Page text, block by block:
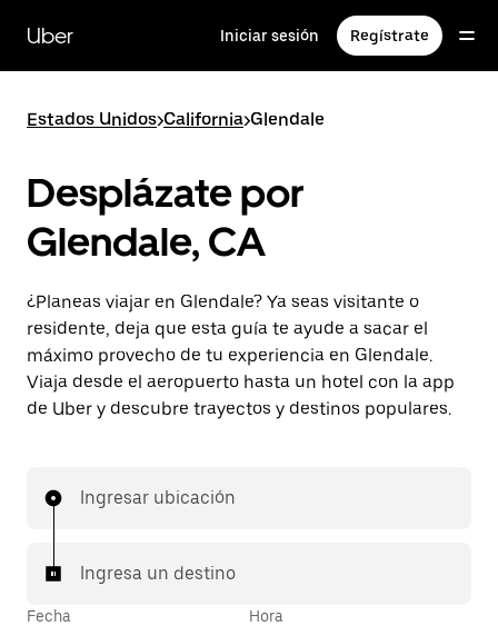
contenido
principal
Uber Iniciar sesión Regístrate
Estados Unidos>California>Glendale
Desplázate por
Glendale, CA
¿Planeas viajar en Glendale? Ya seas visitante o
residente, deja que esta guía te ayude a sacar el
máximo provecho de tu experiencia en Glendale.
Viaja desde el aeropuerto hasta un hotel con la app
de Uber y descubre trayectos y destinos populares.
Ingresar ubicación
Ingresa un destino
Fecha Hora